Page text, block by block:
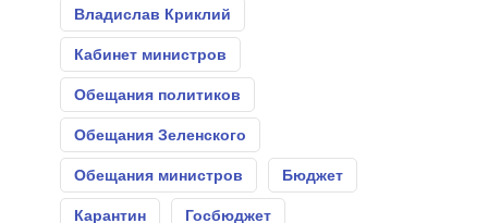
Владислав Криклий
Кабинет министров
Обещания политиков
Обещания Зеленского
Обещания министров Бюджет
Карантин Госбюджет